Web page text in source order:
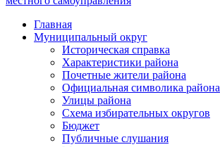
Главная
Муниципальный округ
Историческая справка
Характеристики района
Почетные жители района
Официальная символика района
Улицы района
Схема избирательных округов
Бюджет
Публичные слушания